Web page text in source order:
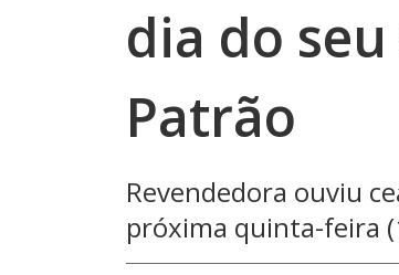
dia do
Patrão
Revendedora ouviu
próxima quinta-feira